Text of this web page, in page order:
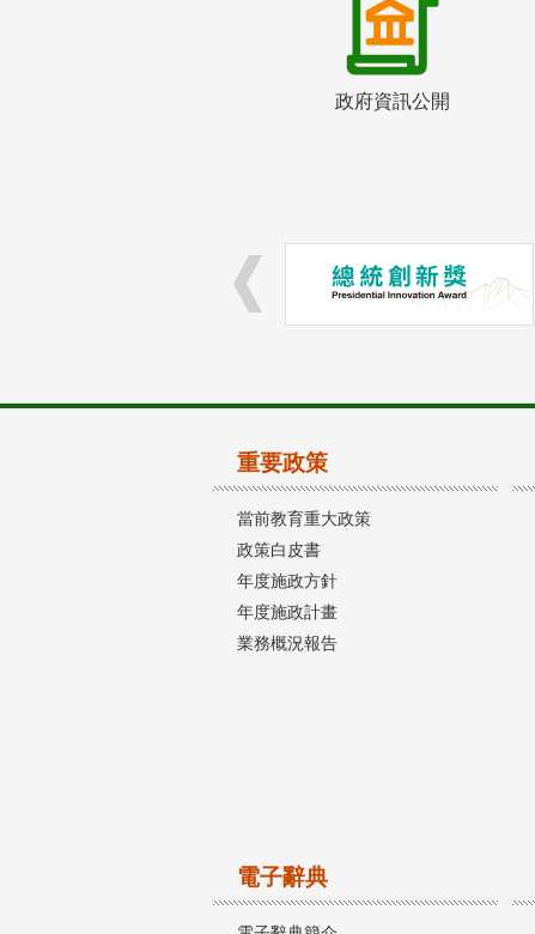
政府資訊公開
重要政策
當前教育重大政策
政策白皮書
年度施政方針
年度施政計畫
業務概況報告
電子辭典